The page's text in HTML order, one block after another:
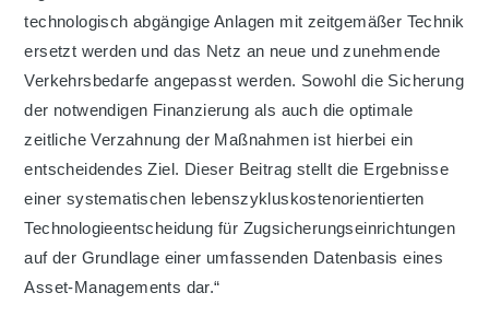
technologisch abgängige Anlagen mit zeitgemäßer Technik
ersetzt werden und das Netz an neue und zunehmende
Verkehrsbedarfe angepasst werden. Sowohl die Sicherung
der notwendigen Finanzierung als auch die optimale
zeitliche Verzahnung der Maßnahmen ist hierbei ein
entscheidendes Ziel. Dieser Beitrag stellt die Ergebnisse
einer systematischen lebenszykluskostenorientierten
Technologieentscheidung für Zugsicherungseinrichtungen
auf der Grundlage einer umfassenden Datenbasis eines
Asset-Managements dar.“